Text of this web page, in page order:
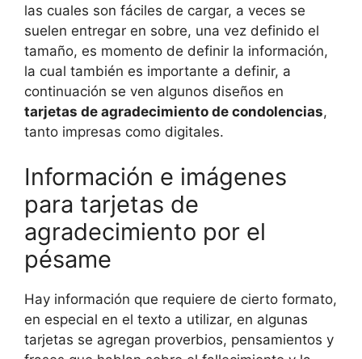
las cuales son fáciles de cargar, a veces se
suelen entregar en sobre, una vez definido el
tamaño, es momento de definir la información,
la cual también es importante a definir, a
continuación se ven algunos diseños en
tarjetas de agradecimiento de condolencias,
tanto impresas como digitales.
Información e imágenes
para tarjetas de
agradecimiento por el
pésame
Hay información que requiere de cierto formato,
en especial en el texto a utilizar, en algunas
tarjetas se agregan proverbios, pensamientos y